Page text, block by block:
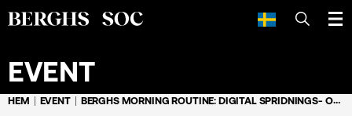
SÖK
EVENT
HEM EVENT BERGHS MORNING ROUTINE: DIGITAL SPRIDNINGS- OCH KANALSTRATEGI - NYTT DATUM